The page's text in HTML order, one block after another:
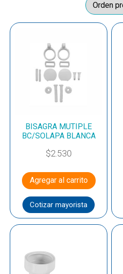
BISAGRA MUTIPLE
BC/SOLAPA BLANCA
$2.530
Agregar al carrito
Cotizar mayorista